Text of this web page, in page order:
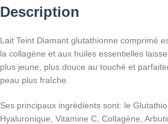
Description
Lait Teint Diamant glutathionne comprimé
la collagène et aux huiles essentielles
plus jeune, plus douce au touché et
peau plus fraîche.
Ses principaux ingrédients sont: le
Hyaluronique, Vitamine C, Collagène,